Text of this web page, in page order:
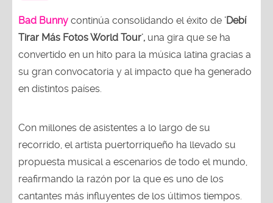
Bad Bunny continúa consolidando el éxito de 'Debí
Tirar Más Fotos World Tour', una gira que se ha
convertido en un hito para la música latina gracias a
su gran convocatoria y al impacto que ha generado
en distintos países.
Con millones de asistentes a lo largo de su
recorrido, el artista puertorriqueño ha llevado su
propuesta musical a escenarios de todo el mundo,
reafirmando la razón por la que es uno de los
cantantes más influyentes de los últimos tiempos.